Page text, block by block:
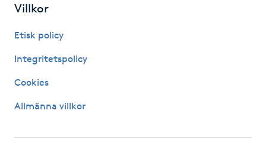
K
K18
Kemisk peeling
Keratinbehandling
Villkor
Etisk policy
Integritetspolicy
Cookies
Allmänna villkor